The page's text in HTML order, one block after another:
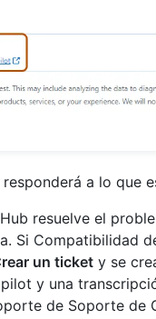
a lo que
resuelve el
Si Compatibilidad
un ticket y se
y una
de Soporte de